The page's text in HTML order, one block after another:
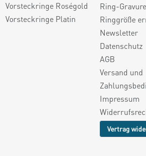
Vorsteckringe Roségold
Vorsteckringe Platin
Ring-
Ringgröße
Newsletter
Datenschutz
AGB
Versand und
Impressum
Vertrag